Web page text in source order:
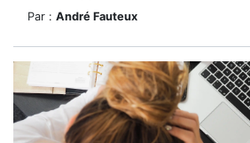
Par : André Fauteux